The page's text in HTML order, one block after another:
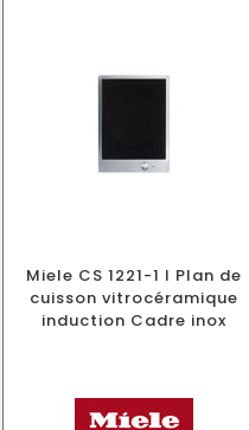
Miele CS 1221-1 I Plan de
cuisson vitrocéramique
induction Cadre inox